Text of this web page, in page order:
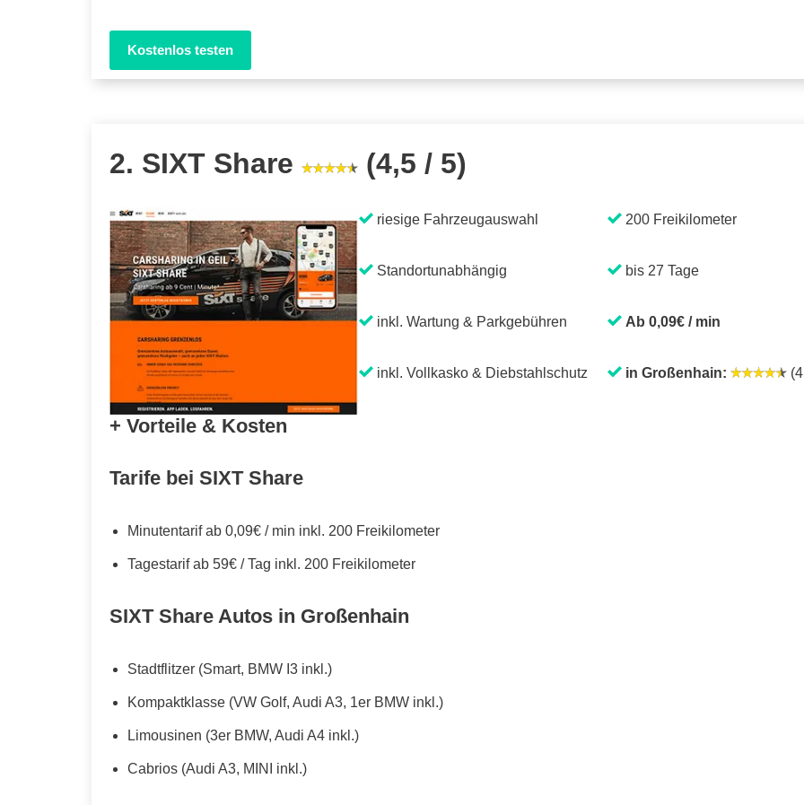
Kostenlos testen
2. SIXT Share (4,5 / 5)
riesige Fahrzeugauswahl
Standortunabhängig
inkl. Wartung & Parkgebühren
inkl. Vollkasko & Diebstahlschutz
200 Freikilometer
bis 27 Tage
Ab 0,09€ / min
in Großenhain:
+ Vorteile & Kosten
Tarife bei SIXT Share
Minutentarif ab 0,09€ / min inkl. 200 Freikilometer
Tagestarif ab 59€ / Tag inkl. 200 Freikilometer
SIXT Share Autos in Großenhain
Stadtflitzer (Smart, BMW I3 inkl.)
Kompaktklasse (VW Golf, Audi A3, 1er BMW inkl.)
Limousinen (3er BMW, Audi A4 inkl.)
Cabrios (Audi A3, MINI inkl.)